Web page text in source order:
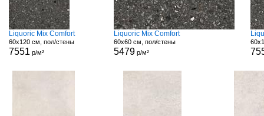
Liquoric Mix Comfort
60x120 см, пол/стены
7551 р/м²
Liquoric Mix Comfort
60x60 см, пол/стены
5479р/м²